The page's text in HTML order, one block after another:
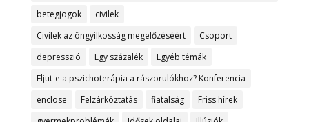
betegjogok
civilek
Civilek az öngyilkosság megelőzéséért
Csoport
depresszió
Egy százalék
Egyéb témák
Eljut-e a pszichoterápia a rászorulókhoz? Konferencia
enclose
Felzárkóztatás fiatalság
Friss hírek